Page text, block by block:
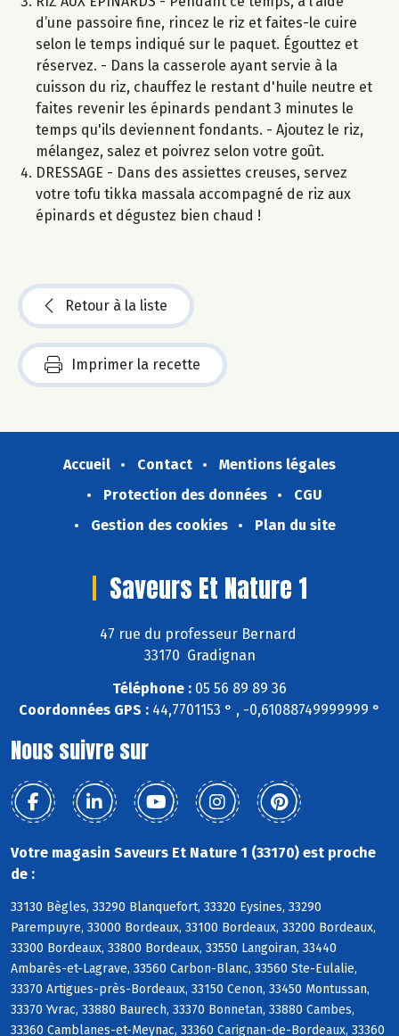
d’une passoire fine, rincez le riz et faites-le cuire
selon le temps indiqué sur le paquet. Égouttez et
réservez. - Dans la casserole ayant servie à la
cuisson du riz, chauffez le restant d'huile neutre et
faites revenir les épinards pendant 3 minutes le
temps qu'ils deviennent fondants. - Ajoutez le riz,
mélangez, salez et poivrez selon votre goût.
DRESSAGE - Dans des assiettes creuses, servez
votre tofu tikka massala accompagné de riz aux
épinards et dégustez bien chaud !
Retour à la liste
Imprimer la recette
Accueil Contact
Mentions légales
Protection des données
CGU
Gestion des cookies
Plan du site
Saveurs Et Nature 1
47 rue du professeur Bernard
33170 Gradignan
Téléphone : 05 56 89 89 36
Coordonnées GPS : 44,7701153 ° , -0,61088749999999 °
Nous suivre sur
Votre magasin Saveurs Et Nature 1 (33170) est proche
de :
33130 Bègles, 33290 Blanquefort, 33320 Eysines, 33290
Parempuyre, 33000 Bordeaux, 33100 Bordeaux, 33200 Bordeaux,
33300 Bordeaux, 33800 Bordeaux, 33550 Langoiran, 33440
Ambarès-et-Lagrave, 33560 Carbon-Blanc, 33560 Ste-Eulalie,
33370 Artigues-près-Bordeaux, 33150 Cenon, 33450 Montussan,
33370 Yvrac, 33880 Baurech, 33370 Bonnetan, 33880 Cambes,
33360 Camblanes-et-Meynac, 33360 Carignan-de-Bordeaux, 33360